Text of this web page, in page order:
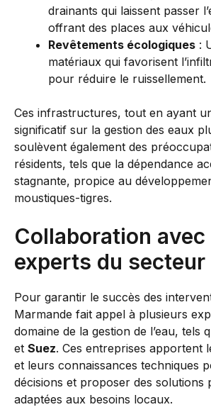
drainants qui laissent passer
offrant des places aux
Revêtements écologiques :
matériaux qui favorisent
pour réduire le ruissellement.
Ces infrastructures, tout en ayant
significatif sur la gestion des eaux
soulèvent également des
résidents, tels que la dépendance
stagnante, propice au
moustiques-tigres.
Collaboration avec
experts du secteur
Pour garantir le succès des
Marmande fait appel à plusieurs
domaine de la gestion de l’eau, tels
et Suez. Ces entreprises apportent
et leurs connaissances techniques
décisions et proposer des solutions
adaptées aux besoins locaux.